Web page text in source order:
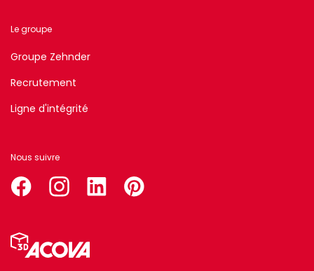
Le groupe
Groupe Zehnder
Recrutement
Ligne d'intégrité
Nous suivre
facebookinstagramlinkedin pinterest
Menu